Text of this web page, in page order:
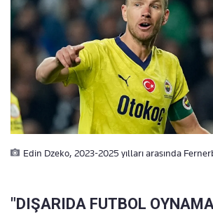
Edin Dzeko, 2023-2025 yılları arasında
"DIŞARIDA FUTBOL